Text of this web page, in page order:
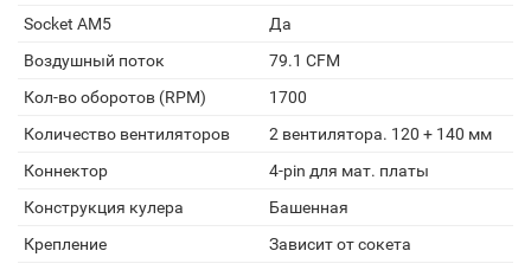
Socket AM5
Да
Воздушный поток
79.1 CFM
Кол-во оборотов (RPM)
1700
Количество вентиляторов
2 вентилятора. 120 + 140 мм
Коннектор
4-pin для мат. платы
Конструкция кулера
Башенная
Крепление
Зависит от сокета